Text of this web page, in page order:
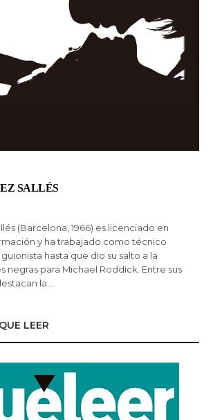
SALLÉS
(Barcelona, 1966) es licenciado en
y ha trabajado como técnico
hasta que dio su salto a la
negras para Michael Roddick. Entre sus
la…
LEER